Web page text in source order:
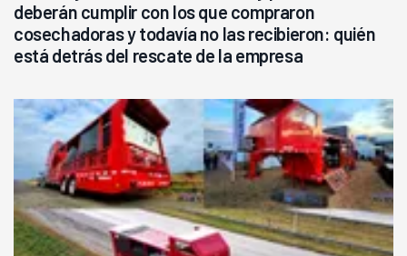
deberán cumplir con los que compraron
cosechadoras y todavía no las recibieron: quién
está detrás del rescate de la empresa